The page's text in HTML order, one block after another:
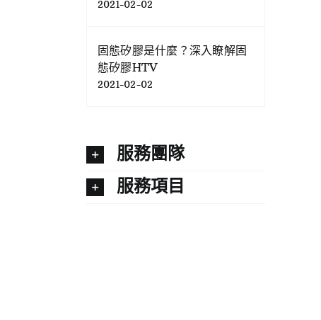
2021-02-02
固態矽膠是什麼？深入瞭解固
態矽膠HTV
2021-02-02
服務團隊
服務項目